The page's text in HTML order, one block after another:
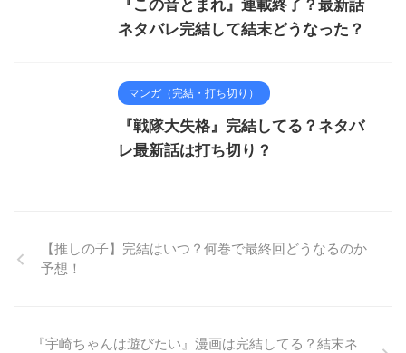
『この音とまれ』連載終了？最新話
ネタバレ完結して結末どうなった？
マンガ（完結・打ち切り）
『戦隊大失格』完結してる？ネタバ
レ最新話は打ち切り？
【推しの子】完結はいつ？何巻で最終回どうなるのか
予想！
『宇崎ちゃんは遊びたい』漫画は完結してる？結末ネ